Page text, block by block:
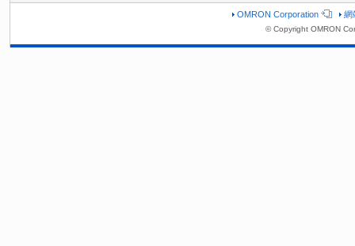
OMRON Corporation 網
© Copyright OMRON